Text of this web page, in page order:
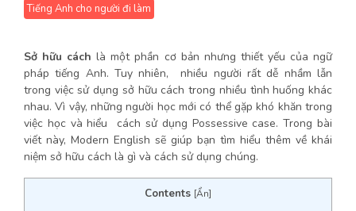
Tiếng Anh cho người đi làm
Sở hữu cách là một phần cơ bản nhưng thiết yếu của ngữ
pháp tiếng Anh. Tuy nhiên, nhiều người rất dễ nhầm lẫn
trong việc sử dụng sở hữu cách trong nhiều tình huống khác
nhau. Vì vậy, những người học mới có thể gặp khó khăn trong
việc học và hiểu cách sử dụng Possessive case. Trong bài
viết này, Modern English sẽ giúp bạn tìm hiểu thêm về khái
niệm sở hữu cách là gì và cách sử dụng chúng.
Contents [Ẩn]